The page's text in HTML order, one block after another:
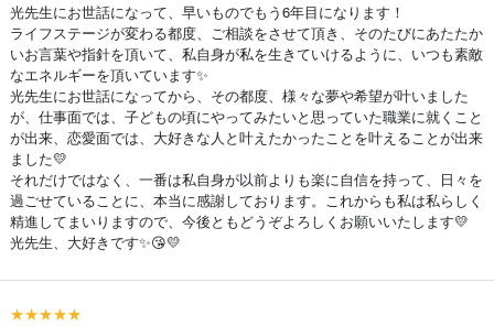
光先生にお世話になって、早いものでもう6年目になります！
ライフステージが変わる都度、ご相談をさせて頂き、そのたびにあたたか
いお言葉や指針を頂いて、私自身が私を生きていけるように、いつも素敵
なエネルギーを頂いています✨
光先生にお世話になってから、その都度、様々な夢や希望が叶いました
が、仕事面では、子どもの頃にやってみたいと思っていた職業に就くこと
が出来、恋愛面では、大好きな人と叶えたかったことを叶えることが出来
ました💛
それだけではなく、一番は私自身が以前よりも楽に自信を持って、日々を
過ごせていることに、本当に感謝しております。これからも私は私らしく
精進してまいりますので、今後ともどうぞよろしくお願いいたします💛
光先生、大好きです✨😘💛
★★★★★